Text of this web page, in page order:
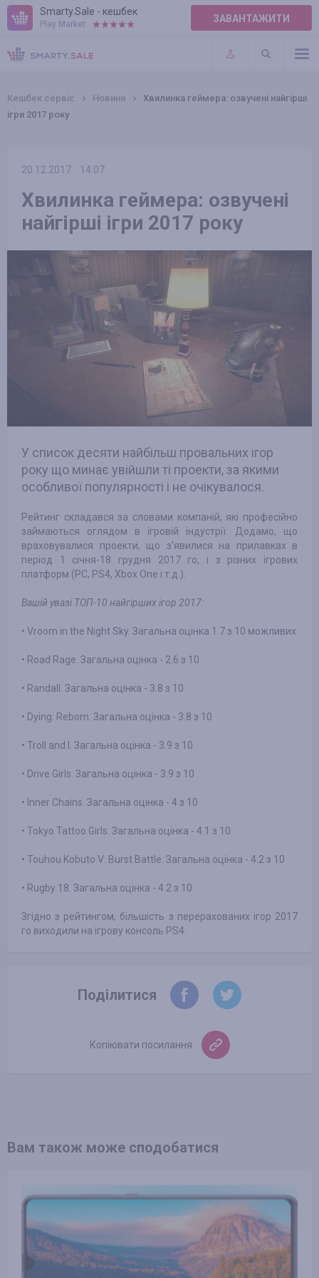
Smarty.Sale - кешбек
Play Market: ЗАВАНТАЖИТИ
ПРАВИЛА
ПЛАГІНИ
Кешбек сервіс Новини
Хвилинка геймера: озвучені найгірші
ігри 2017 року
20.12.2017 14:07
Хвилинка геймера: озвучені
найгірші ігри 2017 року
У список десяти найбільш провальних ігор
року що минає увійшли ті проекти, за якими
особливої популярності і не очікувалося.
Рейтинг складався за словами компаній, які професійно
займаються оглядом в ігровій індустрії. Додамо, що
враховувалися проекти, що з'явилися на прилавках в
період 1 січня-18 грудня 2017 го, і з різних ігрових
платформ (PC, PS4, Xbox One і т.д.).
Вашій увазі ТОП-10 найгірших ігор 2017:
• Vroom in the Night Sky. Загальна оцінка 1.7 з 10 можливих
• Road Rage. Загальна оцінка - 2.6 з 10
• Randall. Загальна оцінка - 3.8 з 10
• Dying: Reborn. Загальна оцінка - 3.8 з 10
• Troll and I. Загальна оцінка - 3.9 з 10
• Drive Girls. Загальна оцінка - 3.9 з 10
• Inner Chains. Загальна оцінка - 4 з 10
• Tokyo Tattoo Girls. Загальна оцінка - 4.1 з 10
• Touhou Kobuto V: Burst Battle. Загальна оцінка - 4.2 з 10
• Rugby 18. Загальна оцінка - 4.2 з 10
Згідно з рейтингом, більшість з перерахованих ігор 2017
го виходили на ігрову консоль PS4.
Поділитися
Копіювати посилання
Вам також може сподобатися